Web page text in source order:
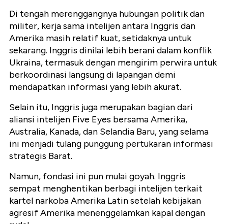
Di tengah merenggangnya hubungan politik dan
militer, kerja sama intelijen antara Inggris dan
Amerika masih relatif kuat, setidaknya untuk
sekarang. Inggris dinilai lebih berani dalam konflik
Ukraina, termasuk dengan mengirim perwira untuk
berkoordinasi langsung di lapangan demi
mendapatkan informasi yang lebih akurat.
Selain itu, Inggris juga merupakan bagian dari
aliansi intelijen Five Eyes bersama Amerika,
Australia, Kanada, dan Selandia Baru, yang selama
ini menjadi tulang punggung pertukaran informasi
strategis Barat.
Namun, fondasi ini pun mulai goyah. Inggris
sempat menghentikan berbagi intelijen terkait
kartel narkoba Amerika Latin setelah kebijakan
agresif Amerika menenggelamkan kapal dengan